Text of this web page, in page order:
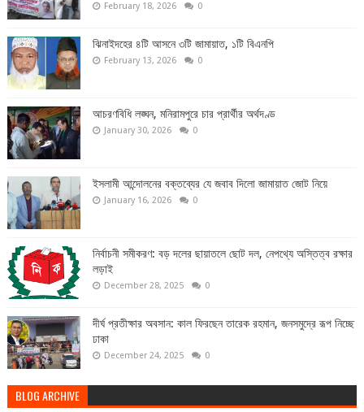
February 18, 2026 0
ঝিনাইদহের ৪টি আসনে ৩টি জামায়াত, ১টি বিএনপি
February 13, 2026 0
আচরণবিধি লঙ্ঘন, মনিরামপুরে চার প্রার্থীর অর্থদণ্ড
January 30, 2026 0
ইসলামী আন্দোলনের বক্তব্যের যে জবাব দিলো জামায়াত জোট নিয়ে
January 16, 2026 0
নির্বাচনী সমীকরণ: বড় দলের ছায়াতলে ছোট দল, নেপথ্যে অস্তিত্ব রক্ষার
লড়াই
December 28, 2025 0
দীর্ঘ প্রতীক্ষার অবসান: কাল ফিরছেন তারেক রহমান, জনসমুদ্রে রূপ নিচ্ছে
ঢাকা
December 24, 2025 0
BLOG ARCHIVE